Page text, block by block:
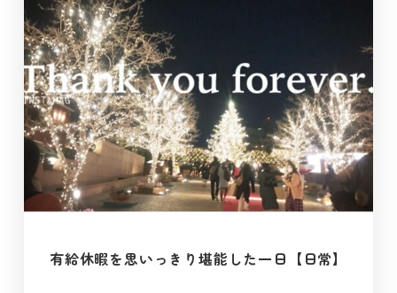
有給休暇を思いっきり堪能した一日【日常】